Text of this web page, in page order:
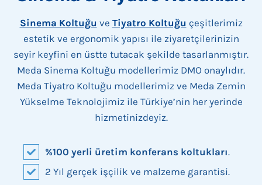
Sinema Koltuğu ve Tiyatro Koltuğu çeşitlerimiz
estetik ve ergonomik yapısı ile ziyaretçilerinizin
seyir keyfini en üstte tutacak şekilde tasarlanmıştır.
Meda Sinema Koltuğu modellerimiz DMO onaylıdır.
Meda Tiyatro Koltuğu modellerimiz ve Meda Zemin
Yükselme Teknolojimiz ile Türkiye’nin her yerinde
hizmetinizdeyiz.
%100 yerli üretim konferans koltukları.
2 Yıl gerçek işçilik ve malzeme garantisi.